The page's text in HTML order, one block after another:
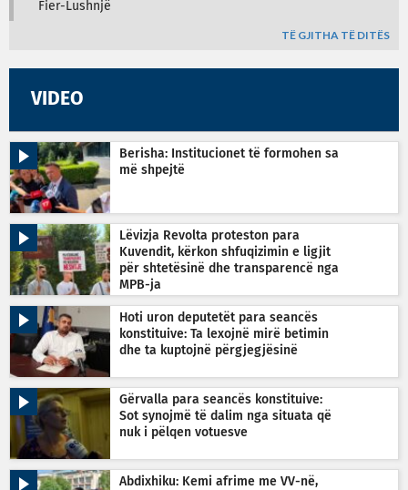
Fier-Lushnjë
TË GJITHA TË DITËS
VIDEO
Berisha: Institucionet të formohen sa
më shpejtë
Lëvizja Revolta proteston para
Kuvendit, kërkon shfuqizimin e ligjit
për shtetësinë dhe transparencë nga
MPB-ja
Hoti uron deputetët para seancës
konstituive: Ta lexojnë mirë betimin
dhe ta kuptojnë përgjegjësinë
Gërvalla para seancës konstituive:
Sot synojmë të dalim nga situata që
nuk i pëlqen votuesve
Abdixhiku: Kemi afrime me VV-në,